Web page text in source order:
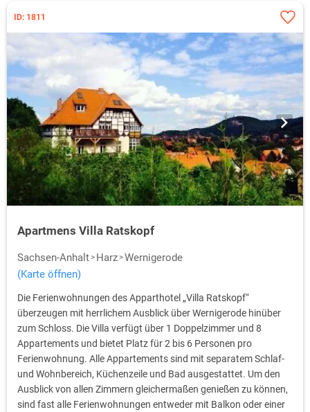
ID: 1811
Apartmens Villa Ratskopf
Sachsen-Anhalt Harz Wernigerode
(Karte öffnen)
Die Ferienwohnungen des Apparthotel „Villa Ratskopf“
überzeugen mit herrlichem Ausblick über Wernigerode hinüber
zum Schloss. Die Villa verfügt über 1 Doppelzimmer und 8
Appartements und bietet Platz für 2 bis 6 Personen pro
Ferienwohnung. Alle Appartements sind mit separatem Schlaf-
und Wohnbereich, Küchenzeile und Bad ausgestattet. Um den
Ausblick von allen Zimmern gleichermaßen genießen zu können,
sind fast alle Ferienwohnungen entweder mit Balkon oder einer